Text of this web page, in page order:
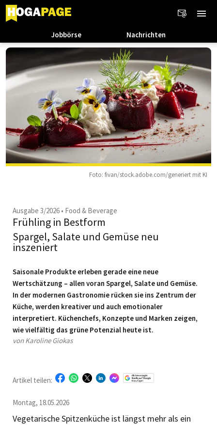
Jobbörse Nachrichten
Foto: fivan/stock.adobe.com/generiert mit KI
Ausgabe 3/2026 • Food & Beverage
Frühling in Bestform
Spargel, Salate und Gemüse neu
inszeniert
Saisonale Produkte erleben gerade eine neue
Wertschätzung – allen voran Spargel, Salate und Gemüse.
In der modernen Gastronomie rücken sie ins Zentrum der
Küche, werden kreativer und auch emotionaler
interpretiert. Küchenchefs, Konzepte und Marken zeigen,
wie vielfältig das grüne Potenzial heute ist.
von Karoline Giokas
Montag, 18.05.2026
Artikel teilen:
Vegetarische Spitzenküche ist längst mehr als ein